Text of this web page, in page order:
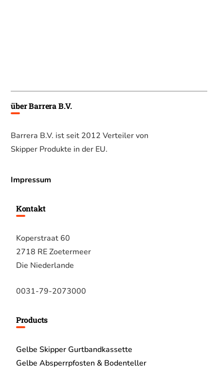
über Barrera B.V.
Barrera B.V. ist seit 2012 Verteiler von
Skipper Produkte in der EU.
Impressum
Kontakt
Koperstraat 60
2718 RE Zoetermeer
Die Niederlande
0031-79-2073000
Products
Gelbe Skipper Gurtbandkassette
Gelbe Absperrpfosten & Bodenteller